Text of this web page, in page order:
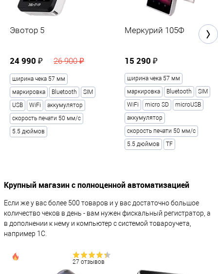
Эвотор 5
24 990 ₽ 26 900 ₽
ширина чека 57 мм
маркировка
Bluetooth
SIM
USB
WiFi
аккумулятор
скорость печати 50 мм/с
5.5 дюймов
Меркурий 105Ф
15 290 ₽
ширина чека 57 мм
маркировка
Bluetooth
SIM
WiFi
micro SD
microUSB
аккумулятор
скорость печати 50 мм/с
5.5 дюймов
TF
Крупный магазин с полноценной автоматизацией
Если же у вас более 500 товаров и у вас достаточно большое
количество чеков в день - вам нужен фискальный регистратор, а
в дополнении к нему и компьютер с системой товароучета,
например 1С.
27 отзывов